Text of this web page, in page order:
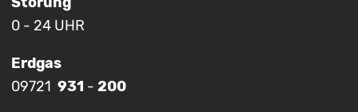
0 - 24 UHR
Erdgas
09721 931 - 200